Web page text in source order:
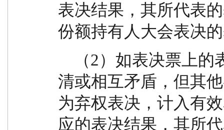
表决结果，其所代表
份额持有人大会表决
清或相互矛盾，但其
为弃权表决，计入有
应的表决结果，其所